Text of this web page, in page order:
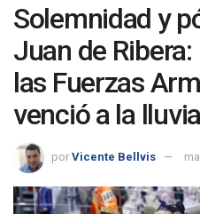
Solemnidad y
Juan de
las Fuerzas
venció a la lluvia
por Vicente Bellvis